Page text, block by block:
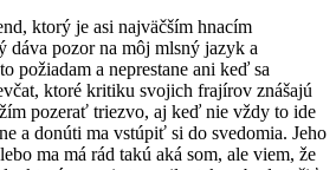
ktorý je asi najväčším hnacím
dáva pozor na môj mlsný jazyk a
požiadam a neprestane ani keď sa
ktoré kritiku svojich frajírov znášajú
pozerať triezvo, aj keď nie vždy to ide
a donúti ma vstúpiť si do svedomia. Jeho
ma má rád takú aká som, ale viem, že